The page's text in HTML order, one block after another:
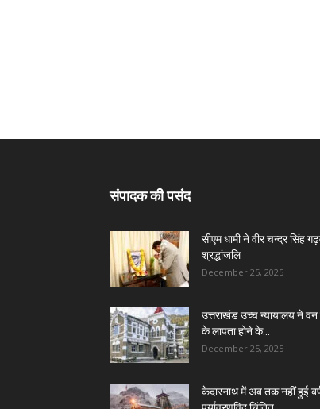
संपादक की पसंद
सीएम धामी ने वीर चन्द्र सिंह
श्रद्धांजलि
December 25, 2025
उत्तराखंड उच्च न्यायालय ने वन
के लापता होने के...
December 25, 2025
केदारनाथ में अब तक नहीं हुई